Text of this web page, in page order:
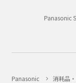
Panasonic
Panasonic
消耗品